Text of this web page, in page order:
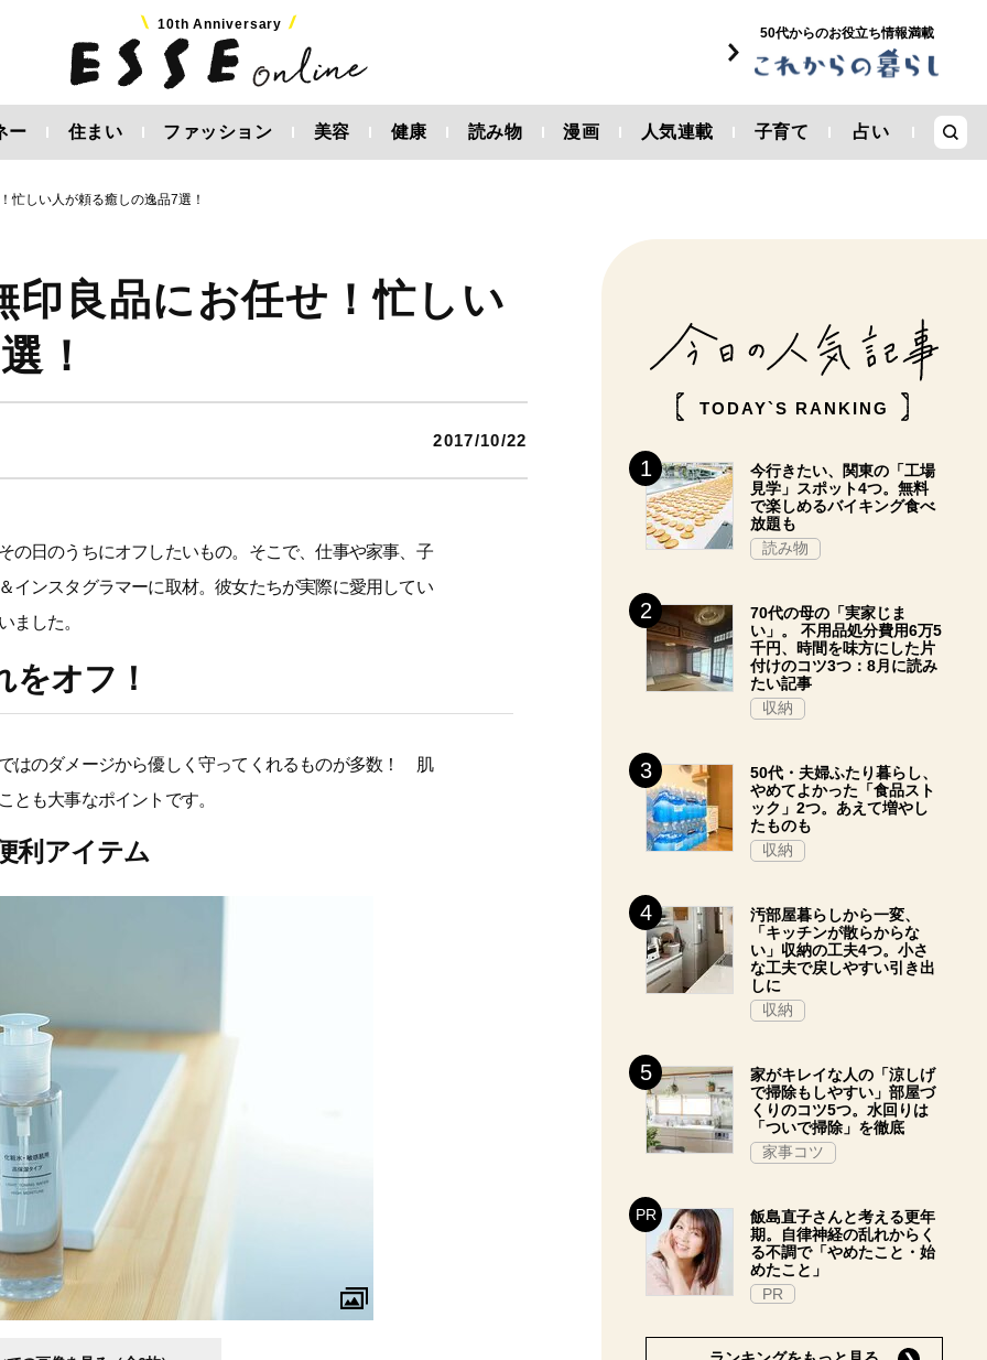
10th Anniversary
50代からのお役立ち情報満載
ー 住まい ファッション 美容 健康 読み物 漫画 人気連載 子育て 占い
忙しい人が頼る癒しの逸品7選！
印良品にお任せ！忙しい
！
2017/10/22
の日のうちにオフしたいもの。そこで、仕事や家事、子
インスタグラマーに取材。彼女たちが実際に愛用してい
ました。
オフ！
はのダメージから優しく守ってくれるものが多数！ 肌
とも大事なポイントです。
利アイテム
TODAY`S RANKING
今行きたい、関東の「工場
見学」スポット4つ。無料
で楽しめるバイキング食べ
放題も
読み物
70代の母の「実家じま
い」。 不用品処分費用6万5
千円、時間を味方にした片
付けのコツ3つ：8月に読み
たい記事
収納
50代・夫婦ふたり暮らし、
やめてよかった「食品スト
ック」2つ。あえて増やし
たものも
収納
汚部屋暮らしから一変、
「キッチンが散らからな
い」収納の工夫4つ。小さ
な工夫で戻しやすい引き出
しに
収納
家がキレイな人の「涼しげ
で掃除もしやすい」部屋づ
くりのコツ5つ。水回りは
「ついで掃除」を徹底
家事コツ
飯島直子さんと考える更年
期。自律神経の乱れからく
る不調で「やめたこと・始
めたこと」
PR